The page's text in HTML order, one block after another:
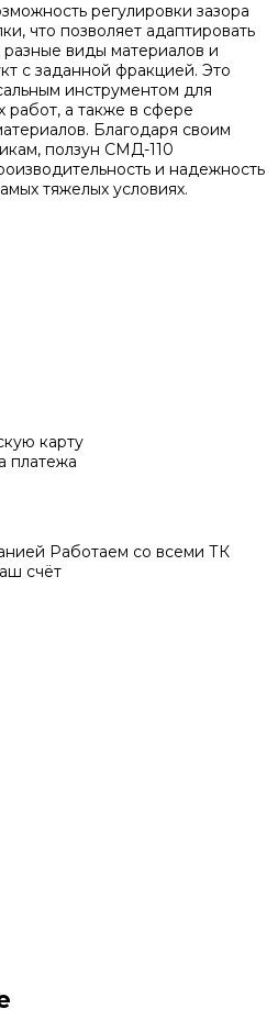
регулировки зазора
что позволяет адаптировать
виды материалов и
с заданной фракцией. Это
инструментом для
работ, а также в сфере
Благодаря своим
ползун СМД-110
и надежность
тяжелых условиях.
карту
платежа
Работаем со всеми ТК
счёт